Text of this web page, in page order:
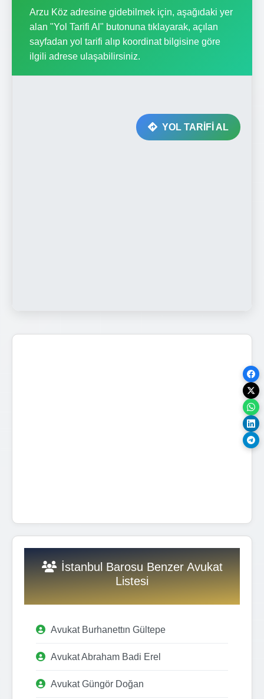
Arzu Köz adresine gidebilmek için, aşağıdaki yer
alan "Yol Tarifi Al" butonuna tıklayarak, açılan
sayfadan yol tarifi alıp koordinat bilgisine göre
ilgili adrese ulaşabilirsiniz.
YOL TARİFİ AL
İstanbul Barosu Benzer Avukat
Listesi
Avukat Burhanettın Gültepe
Avukat Abraham Badi Erel
Avukat Güngör Doğan